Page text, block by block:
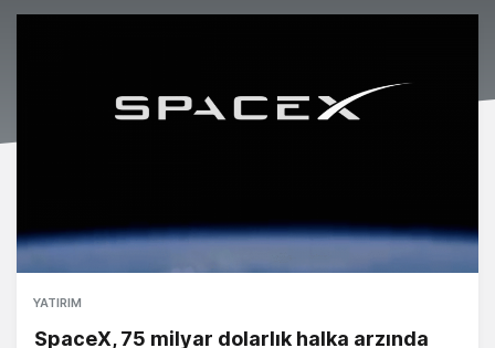
YATIRIM
SpaceX, 75 milyar dolarlık halka arzında